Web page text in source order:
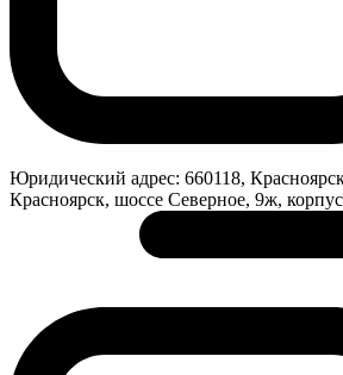
Юридический адрес: 660118,
Красноярск, шоссе Северное, 9ж,